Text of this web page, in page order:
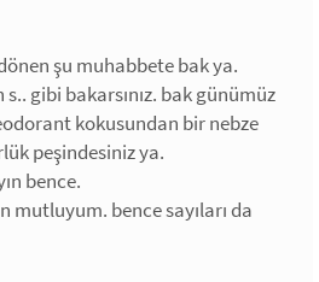
şu muhabbete bak ya.
gibi bakarsınız. bak günümüz
kokusundan bir nebze
peşindesiniz ya.
bence.
mutluyum. bence sayıları da